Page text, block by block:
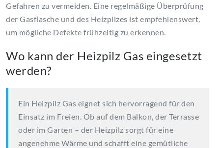
Gefahren zu vermeiden. Eine regelmäßige Überprüfung
der Gasflasche und des Heizpilzes ist empfehlenswert,
um mögliche Defekte frühzeitig zu erkennen.
Wo kann der Heizpilz Gas eingesetzt
werden?
Ein Heizpilz Gas eignet sich hervorragend für den
Einsatz im Freien. Ob auf dem Balkon, der Terrasse
oder im Garten – der Heizpilz sorgt für eine
angenehme Wärme und schafft eine gemütliche